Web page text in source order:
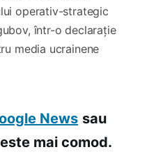
operativ-strategic
într-o declarație
media ucrainene
News sau
mai comod.